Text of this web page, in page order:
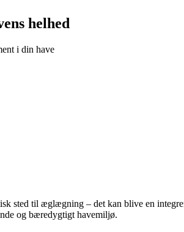
helhed
i din have
sted til æglægning – det kan blive en
og bæredygtigt havemiljø.